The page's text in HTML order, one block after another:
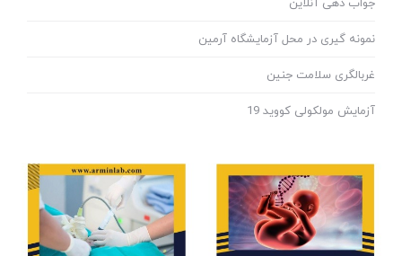
جواب دهی آنلاین
نمونه گیری در محل آزمایشگاه آرمین
غربالگری سلامت جنین
آزمایش مولکولی کووید 19